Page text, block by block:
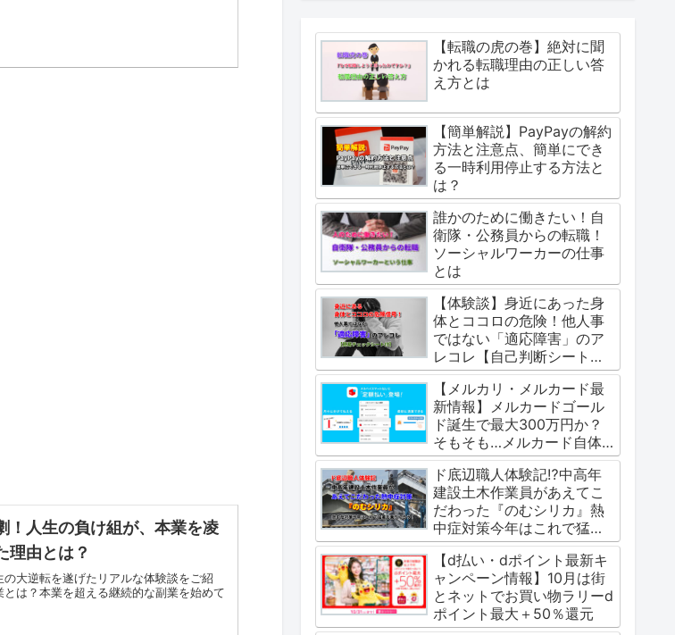
！人生の負け組が、本業を凌
理由とは？
の大逆転を遂げたリアルな体験談をご紹
は？本業を超える継続的な副業を始めて
【転職の虎の巻】絶対に聞
かれる転職理由の正しい答
え方とは
【簡単解説】PayPayの解約
方法と注意点、簡単にでき
る一時利用停止する方法と
は？
誰かのために働きたい！自
衛隊・公務員からの転職！
ソーシャルワーカーの仕事
とは
【体験談】身近にあった身
体とココロの危険！他人事
ではない「適応障害」のア
レコレ【自己判断シート
付】
【メルカリ・メルカード最
新情報】メルカードゴール
ド誕生で最大300万円か？
そもそも…メルカード自体
は金融ブラックにも優しい
審査なのか？
ド底辺職人体験記⁉中高年
建設土木作業員があえてこ
だわった『のむシリカ』熱
中症対策今年はこれで猛暑
を乗り切ろう！
【d払い・dポイント最新キ
ャンペーン情報】10月は街
とネットでお買い物ラリーd
ポイント最大＋50％還元